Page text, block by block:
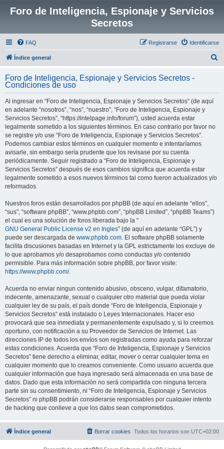
Foro de Inteligencia, Espionaje y Servicios
Secretos
FAQ Identificarse
Registrarse
Índice general
c
Foro de Inteligencia, Espionaje y Servicios Secretos -
Condiciones de uso
Al ingresar en “Foro de Inteligencia, Espionaje y Servicios Secretos” (de aquí
en adelante “nosotros”, “nos”, “nuestro”, “Foro de Inteligencia, Espionaje y
Servicios Secretos”, “https://intelpage.info/forum”), usted acuerda estar
legalmente sometido a los siguientes términos. En caso contrario por favor no
se registre y/o use “Foro de Inteligencia, Espionaje y Servicios Secretos”.
Podemos cambiar estos términos en cualquier momento e intentaríamos
avisarle, sin embargo sería prudente que los revisase por su cuenta
periódicamente. Seguir registrado a “Foro de Inteligencia, Espionaje y
Servicios Secretos” después de esos cambios significa que acuerda estar
legalmente sometido a esos nuevos términos tal como fueron actualizados y/o
reformados.
Nuestros foros están desarrollados por phpBB (de aquí en adelante “ellos”,
“sus”, “software phpBB”, “www.phpbb.com”, “phpBB Limited”, “phpBB Teams”)
el cual es una solución de foros liberada bajo la “
GNU General Public License v2 en Ingles” (de aquí en adelante “GPL”) y
puede ser descargada de www.phpbb.com. El software phpBB solamente
facilita discusiones basadas en Internet y la GPL estrictamente los excluye de
lo que aprobamos y/o desaprobamos como conductas y/o contenido
permisible. Para más información sobre phpBB, por favor visite:
https://www.phpbb.com/.
Acuerda no enviar ningun contenido abusivo, obsceno, vulgar, difamatorio,
indecente, amenazante, sexual o cualquier otro material que pueda violar
cualquier ley de su país, el país donde “Foro de Inteligencia, Espionaje y
Servicios Secretos” está instalado o Leyes Internacionales. Hacer eso
provocará que sea inmediata y permanentemente expulsado y, si lo creemos
oportuno, con notificación a su Proveedor de Servicios de Internet. Las
direcciones IP de todos los envíos son registradas como ayuda para reforzar
estas condiciones. Acuerda que “Foro de Inteligencia, Espionaje y Servicios
Secretos” tiene derecho a eliminar, editar, mover o cerrar cualquier tema en
cualquier momento que lo creamos conveniente. Como usuario acuerda que
cualquier información que haya ingresado será almacenada en una base de
datos. Dado que esta información no será compartida con ninguna tercera
parte sin su consentimiento, ni “Foro de Inteligencia, Espionaje y Servicios
Secretos” ni phpBB podrán considerarse responsables por cualquier intento
de hacking que conlleve a que los datos sean comprometidos.
Índice general Todos los horarios son UTC+02:00
Borrar cookies